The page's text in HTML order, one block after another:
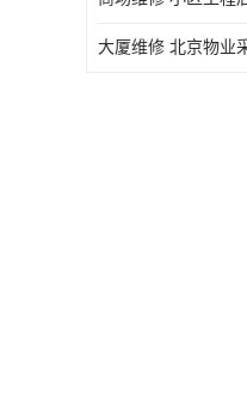
大厦维修 北京物业